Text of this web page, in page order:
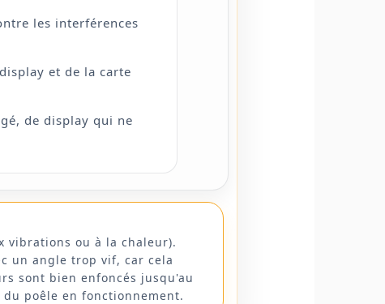
les interférences
et de la carte
de display qui ne
vibrations ou à la chaleur).
un angle trop vif, car cela
sont bien enfoncés jusqu'au
poêle en fonctionnement.